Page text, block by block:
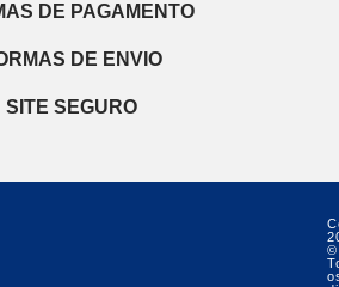
DE PAGAMENTO
DE ENVIO
SITE SEGURO
©